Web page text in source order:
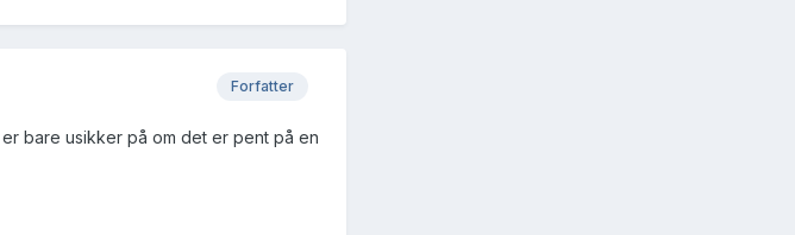
Forfatter
bare usikker på om det er pent på en